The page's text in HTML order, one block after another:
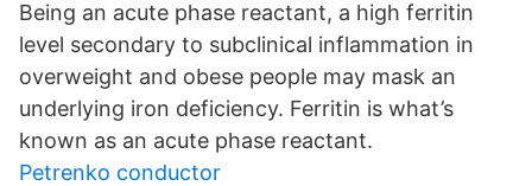
Being an acute phase reactant, a high ferritin
level secondary to subclinical inflammation in
overweight and obese people may mask an
underlying iron deficiency. Ferritin is what’s
known as an acute phase reactant.
Petrenko conductor